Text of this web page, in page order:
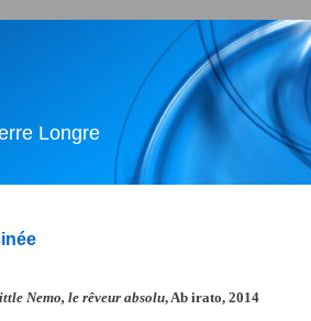
Longre
Nemo, le rêveur absolu, Ab irato, 2014